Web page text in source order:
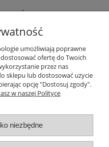
PYTANIA
O SKLEPIE
umożliwiają poprawne
ofertę do Twoich
przez nas
sklepu lub dostosować użycie
opcję "Dostosuj zgody".
w naszej Polityce
niezbędne